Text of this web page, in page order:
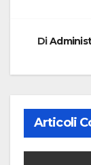
Di
Articoli